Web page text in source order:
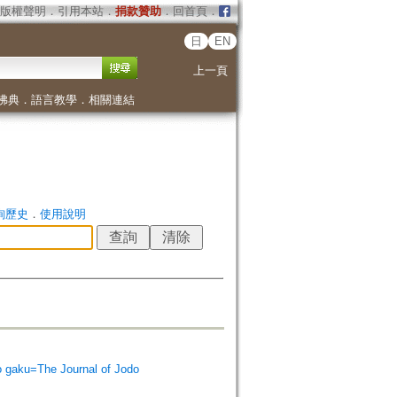
版權聲明 ． 引用本站． 捐款贊助．回首頁．
日 EN
上一頁
典． 語言教學． 相關連結
歷史 ． 使用說明
Journal of Jodo